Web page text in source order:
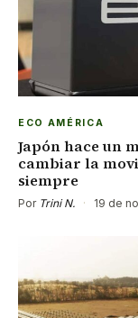
ECO AMÉRICA
Japón hace un
cambiar la
siempre
Por Trini N. · 19 de